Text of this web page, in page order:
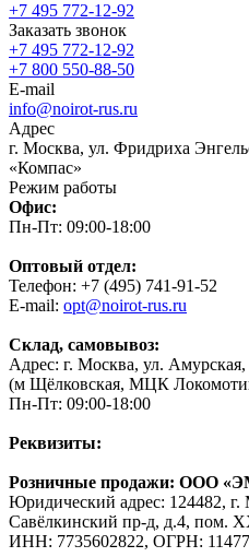
+7 495 772-12-92
Заказать звонок
+7 495 772-12-92
+7 800 550-88-50
E-mail
info@noirot-rus.ru
Адрес
г. Москва, ул. Фридриха
«Компас»
Режим работы
Офис:
Пн-Пт: 09:00-18:00
Оптовый отдел:
Телефон: +7 (495) 741-91-52
E-mail: opt@noirot-rus.ru
Склад, самовывоз:
Адрес: г. Москва, ул. Амурская,
(м Щёлковская, МЦК
Пн-Пт: 09:00-18:00
Реквизиты:
Розничные продажи: ООО
Юридический адрес: 124482, г.
Савёлкинский пр-д, д.4, пом.
ИНН: 7735602822, ОГРН: